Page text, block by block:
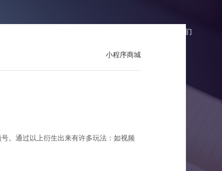
联系我们
说明
小程序商城
。通过以上衍生出来有许多玩法：如视频